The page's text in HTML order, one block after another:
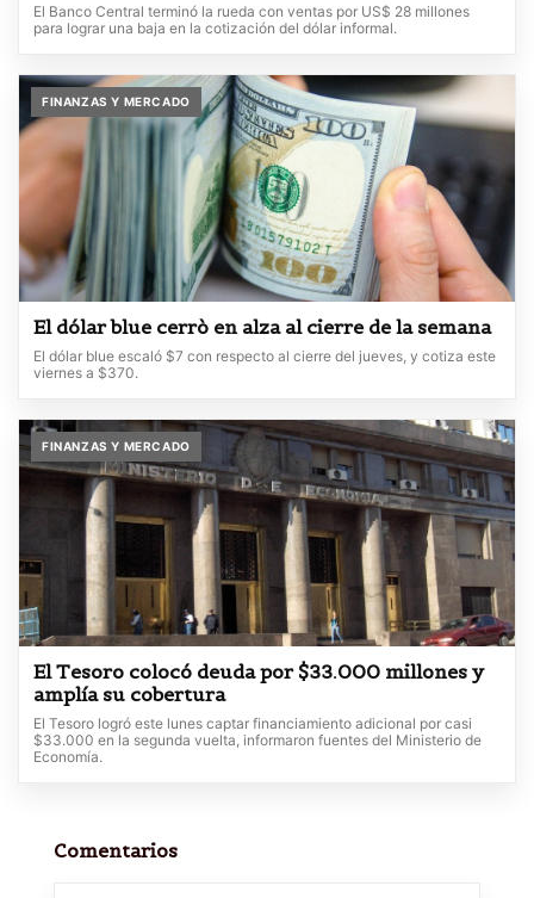
El Banco Central terminó la rueda con ventas por US$ 28 millones
para lograr una baja en la cotización del dólar informal.
FINANZAS Y MERCADO
El dólar blue cerrò en alza al cierre de la semana
El dólar blue escaló $7 con respecto al cierre del jueves, y cotiza este
viernes a $370.
FINANZAS Y MERCADO
El Tesoro colocó deuda por $33.000 millones y
amplía su cobertura
El Tesoro logró este lunes captar financiamiento adicional por casi
$33.000 en la segunda vuelta, informaron fuentes del Ministerio de
Economía.
Comentarios